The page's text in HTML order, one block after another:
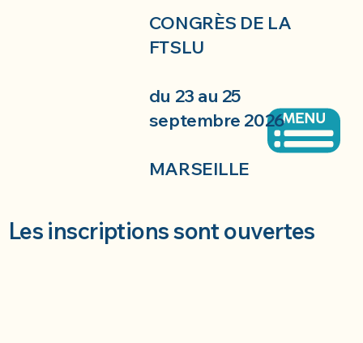
CONGRÈS DE LA
FTSLU
du 23 au 25
septembre 2026
MARSEILLE
Les inscriptions sont ouvertes